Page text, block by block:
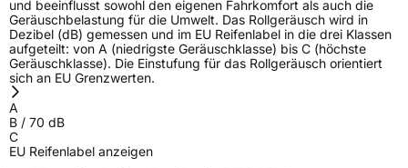
und beeinflusst sowohl den eigenen Fahrkomfort als auch die
Geräuschbelastung für die Umwelt. Das Rollgeräusch wird in
Dezibel (dB) gemessen und im EU Reifenlabel in die drei Klassen
aufgeteilt: von A (niedrigste Geräuschklasse) bis C (höchste
Geräuschklasse). Die Einstufung für das Rollgeräusch orientiert
sich an EU Grenzwerten.
A
B / 70 dB
C
EU Reifenlabel anzeigen